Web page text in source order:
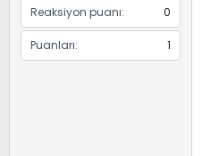
Reaksiyon puanı 0
Puanları 1